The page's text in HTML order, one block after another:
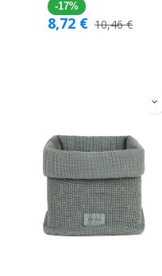
-17%
8,72 € 10,46€